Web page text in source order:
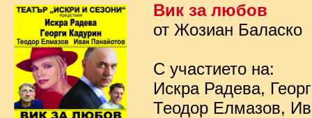
Вик за любов
от Жозиан Баласко
С участието на:
Искра Радева,
Теодор Елмазов,